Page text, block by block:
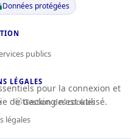
Données protégées
publics
LÉGALES
Gestion des cookies
légales
pour la connexion et
de tracking n'est utilisé.